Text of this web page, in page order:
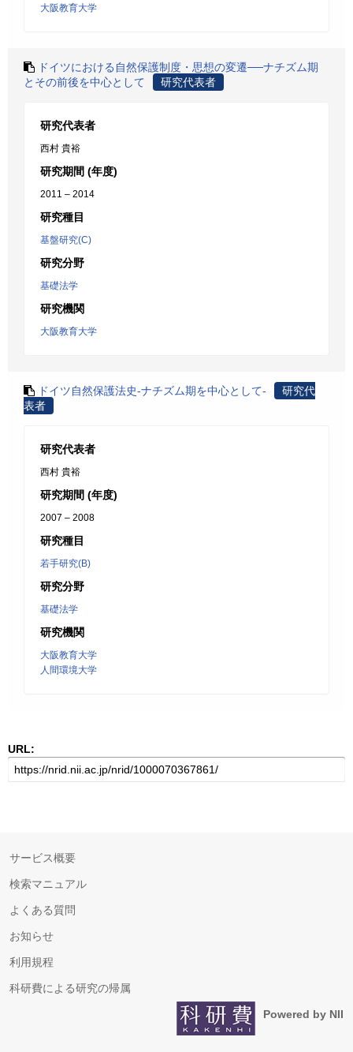
大阪教育大学
ドイツにおける自然保護制度・思想の変遷──ナチズム期
とその前後を中心として
研究代表者
研究代表者
西村 貴裕
研究期間 (年度)
2011 – 2014
研究種目
基盤研究(C)
研究分野
基礎法学
研究機関
大阪教育大学
ドイツ自然保護法史-ナチズム期を中心として-
研究代
表者
研究代表者
西村 貴裕
研究期間 (年度)
2007 – 2008
研究種目
若手研究(B)
研究分野
基礎法学
研究機関
大阪教育大学
人間環境大学
URL:
サービス概要
検索マニュアル
よくある質問
お知らせ
利用規程
科研費による研究の帰属
Powered by NII